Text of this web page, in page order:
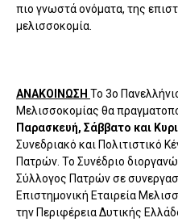
πιο γνωστά ονόματα, της
μελισσοκομία.
ΑΝΑΚΟΙΝΩΣΗ Το 3ο
Μελισσοκομίας θα
Παρασκευή, Σάββατο και
Συνεδριακό και Πολιτιστικό
Πατρών. Το Συνέδριο
Σύλλογος Πατρών σε
Επιστημονική Εταιρεία
την Περιφέρεια Δυτικής